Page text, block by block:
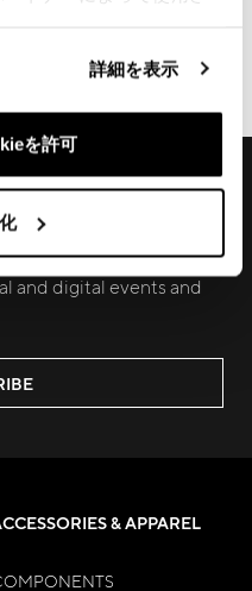
詳細を表示
を許可
AND
learn about our latest
and digital events and
& APPAREL